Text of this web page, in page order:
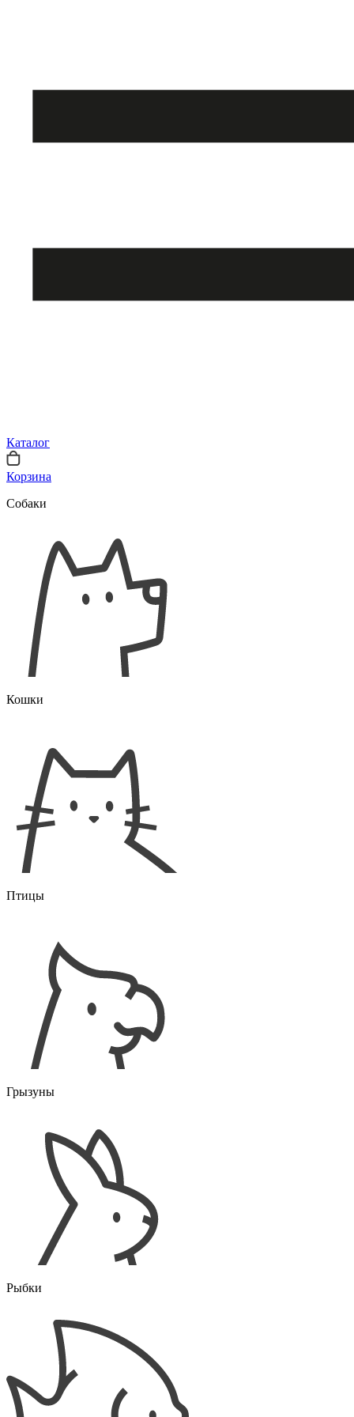
Каталог
Корзина
Собаки
Кошки
Птицы
Грызуны
Рыбки